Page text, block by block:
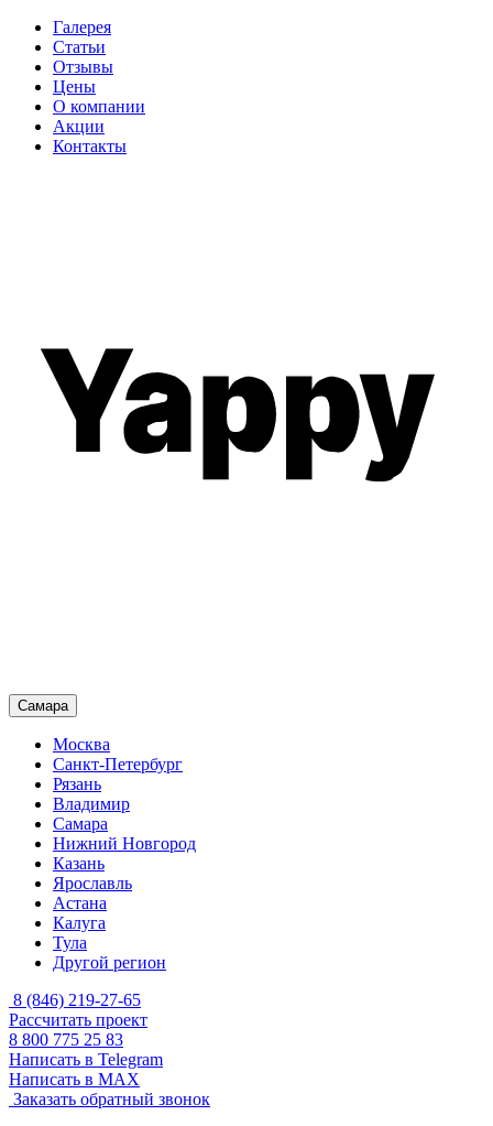
Галерея
Статьи
Отзывы
Цены
О компании
Акции
Контакты
Самара
Москва
Санкт-Петербург
Рязань
Владимир
Самара
Нижний Новгород
Казань
Ярославль
Астана
Калуга
Тула
Другой регион
8 (846) 219-27-65
Рассчитать проект
8 800 775 25 83
Написать в Telegram
Написать в MAX
Заказать обратный звонок